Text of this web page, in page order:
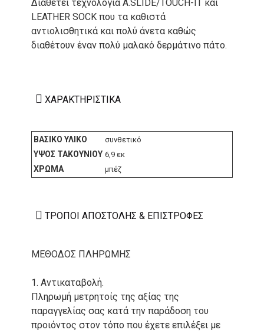
Διαθέτει τεχνολογία A.SLIDE/TOUCH-IT και
LEATHER SOCK που τα καθιστά
αντιολισθητικά και πολύ άνετα καθώς
διαθέτουν έναν πολύ μαλακό δερμάτινο πάτο.
ΧΑΡΑΚΤΗΡΙΣΤΙΚΆ
ΒΑΣΙΚΌ ΥΛΙΚΌ συνθετικό
ΎΨΟΣ ΤΑΚΟΥΝΙΟΎ 6,9 εκ
ΧΡΏΜΑ μπέζ
ΤΡΌΠΟΙ ΑΠΟΣΤΟΛΉΣ & ΕΠΙΣΤΡΟΦΈΣ
ΜΕΘΟΔΟΣ ΠΛΗΡΩΜΗΣ
1. Αντικαταβολή.
Πληρωμή μετρητοίς της αξίας της
παραγγελίας σας κατά την παράδοση του
προιόντος στον τόπο που έχετε επιλέξει με